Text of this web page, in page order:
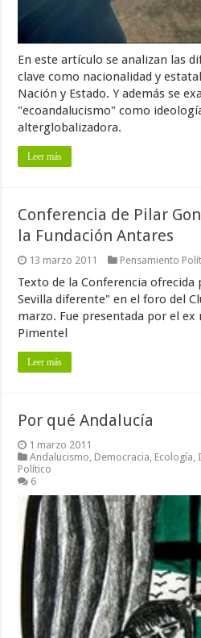
En este artículo se analizan las
clave como nacionalidad y
Nación y Estado. Y además se
"ecoandalucismo" como
alterglobalizadora.
Leer más
Conferencia de Pilar
la Fundación Antares
13 marzo 2011 Pensamiento
Texto de la Conferencia ofrecida
Sevilla diferente" en el foro del
marzo. Fue presentada por el
Pimentel
Leer más
Por qué Andalucía
1 marzo 2011
Andalucismo, Democracia, Ecología,
Político
6